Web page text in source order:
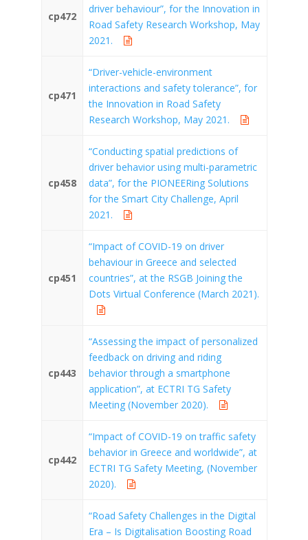
cp472
driver behaviour”, for the Innovation in
Road Safety Research Workshop, May
2021.
cp471
“Driver-vehicle-environment
interactions and safety tolerance”, for
the Innovation in Road Safety
Research Workshop, May 2021.
cp458
“Conducting spatial predictions of
driver behavior using multi-parametric
data”, for the PIONEERing Solutions
for the Smart City Challenge, April
2021.
cp451
“Impact of COVID-19 on driver
behaviour in Greece and selected
countries”, at the RSGB Joining the
Dots Virtual Conference (March 2021).
cp443
“Assessing the impact of personalized
feedback on driving and riding
behavior through a smartphone
application”, at ECTRI TG Safety
Meeting (November 2020).
cp442
“Impact of COVID-19 on traffic safety
behavior in Greece and worldwide”, at
ECTRI TG Safety Meeting, (November
2020).
“Road Safety Challenges in the Digital
Era – Is Digitalisation Boosting Road